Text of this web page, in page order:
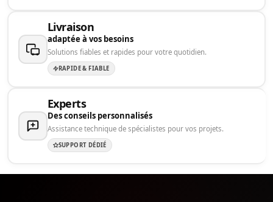
Livraison
adaptée à vos besoins
Solutions fiables et rapides pour votre quotidien.
RAPIDE & FIABLE
Experts
Des conseils personnalisés
Assistance technique de spécialistes pour vos projets.
SUPPORT DÉDIÉ